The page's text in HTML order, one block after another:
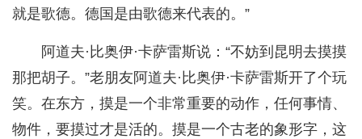
就是歌德。德国是由歌德来代表的。”
阿道夫·比奥伊·卡萨雷斯说：“不妨到昆明去摸摸
那把胡子。”老朋友阿道夫·比奥伊·卡萨雷斯开了个玩
笑。在东方，摸是一个非常重要的动作，任何事情、
物件，要摸过才是活的。摸是一个古老的象形字，这